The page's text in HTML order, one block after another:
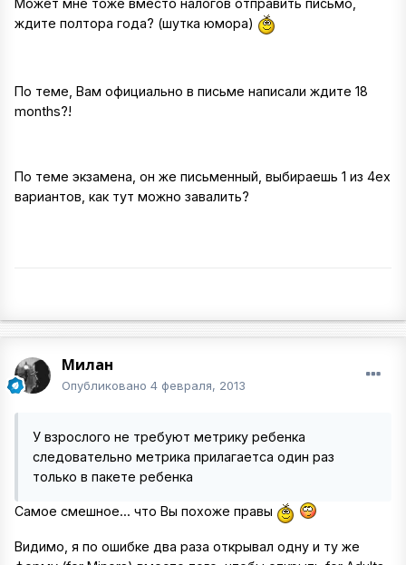
Может мне тоже вместо налогов отправить письмо,
ждите полтора года? (шутка юмора)
По теме, Вам официально в письме написали ждите 18
months?!
По теме экзамена, он же письменный, выбираешь 1 из 4ех
вариантов, как тут можно завалить?
Милан
Опубликовано 4 февраля, 2013
У взрослого не требуют метрику ребенка
следовательно метрика прилагаетса один раз
только в пакете ребенка
Самое смешное... что Вы похоже правы
Видимо, я по ошибке два раза открывал одну и ту же